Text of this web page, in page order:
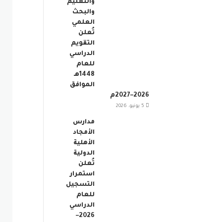
والتعليم
والبحث
العلمي
تُعلن
التقويم
الدراسي
للعام
1448هـ
الموافق
2026–2027م
5 يونيو، 2026
مدارس
الأمجاد
الأهلية
الدولية
تُعلن
استمرار
التسجيل
للعام
الدراسي
2026–